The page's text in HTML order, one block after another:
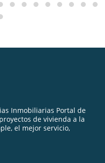
Inmobiliarias Portal de
de vivienda a la
el mejor servicio,